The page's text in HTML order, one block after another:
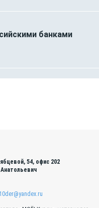
банками
54, офис 202